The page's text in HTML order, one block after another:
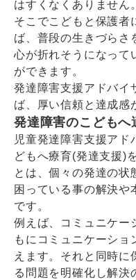
はすくなくありません。
そこでこどもと保護者
ば、普段の生きづらさ
心が折れそうになって
ができます。
発達障害支援アドバイ
ば、厚い信頼と達成感
発達障害のこどもへ
児童発達障害支援アド
どもへ療育(発達支援)
とは、個々の発達の状
困っている事の解決や
です。
例えば、コミュニケー
もにコミュニケーショ
えます。それと同時に
る問題を明確化し解決